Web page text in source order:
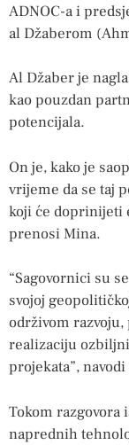
ADNOC-a i
al Džaberom
Al Džaber je
kao pouzdan
potencijala.
On je, kako je
vrijeme da se taj
koji će doprinijeti
prenosi Mina.
“Sagovornici su
svojoj
održivom
realizaciju
projekata”,
Tokom razgovora
naprednih